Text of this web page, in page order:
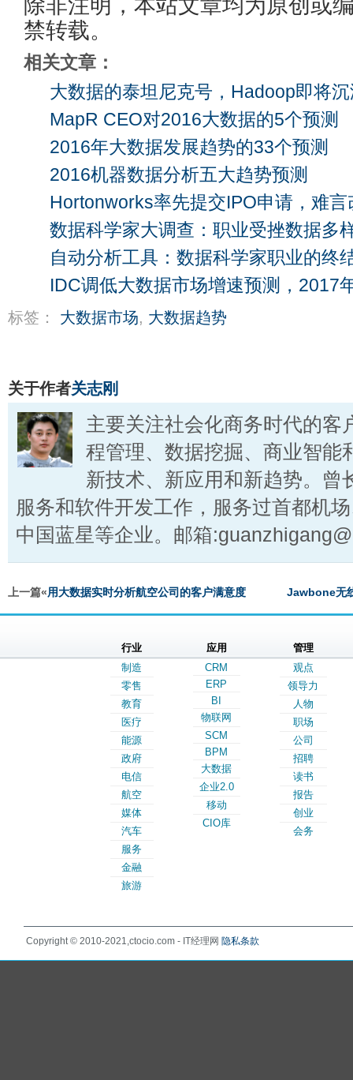
除非注明，本站文章均为原创或
禁转载。
相关文章：
大数据的泰坦尼克号，Hadoop即将
MapR CEO对2016大数据的5个预测
2016年大数据发展趋势的33个预测
2016机器数据分析五大趋势预测
Hortonworks率先提交IPO申请，难
数据科学家大调查：职业受挫数据多
自动分析工具：数据科学家职业的终
IDC调低大数据市场增速预测，2017
标签： 大数据市场, 大数据趋势
关于作者关志刚
主要关注社会化商务时代的客
程管理、数据挖掘、商业智能
新技术、新应用和新趋势。曾
服务和软件开发工作，服务过首都机
中国蓝星等企业。邮箱
上一篇«用大数据实时分析航空公司的客户满意度 Jawbone无
行业
制造
零售
教育
医疗
能源
政府
电信
航空
媒体
汽车
服务
金融
旅游
应用
CRM
ERP
BI
物联网
SCM
BPM
大数据
企业2.0
移动
CIO库
管理
观点
领导力
人物
职场
公司
招聘
读书
报告
创业
会务
Copyright © 2010-2021,ctocio.com - IT经理网 隐私条款